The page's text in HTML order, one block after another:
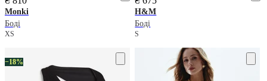
Monki
Боді
XS
H&M
Боді
S
−18%